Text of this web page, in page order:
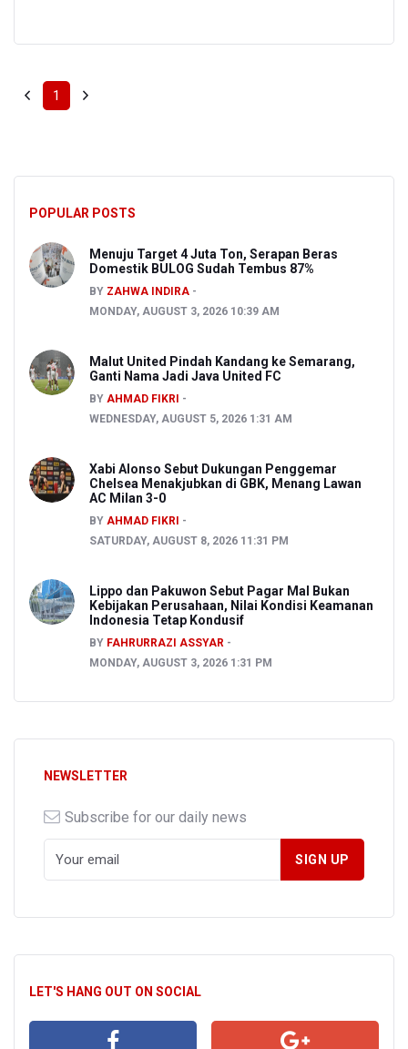
1
POPULAR POSTS
Menuju Target 4 Juta Ton, Serapan Beras
Domestik BULOG Sudah Tembus 87%
BY ZAHWA INDIRA
MONDAY, AUGUST 3, 2026 10:39 AM
Malut United Pindah Kandang ke Semarang,
Ganti Nama Jadi Java United FC
BY AHMAD FIKRI
WEDNESDAY, AUGUST 5, 2026 1:31 AM
Xabi Alonso Sebut Dukungan Penggemar
Chelsea Menakjubkan di GBK, Menang Lawan
AC Milan 3-0
BY AHMAD FIKRI
SATURDAY, AUGUST 8, 2026 11:31 PM
Lippo dan Pakuwon Sebut Pagar Mal Bukan
Kebijakan Perusahaan, Nilai Kondisi Keamanan
Indonesia Tetap Kondusif
BY FAHRURRAZI ASSYAR
MONDAY, AUGUST 3, 2026 1:31 PM
NEWSLETTER
Subscribe for our daily news
LET'S HANG OUT ON SOCIAL